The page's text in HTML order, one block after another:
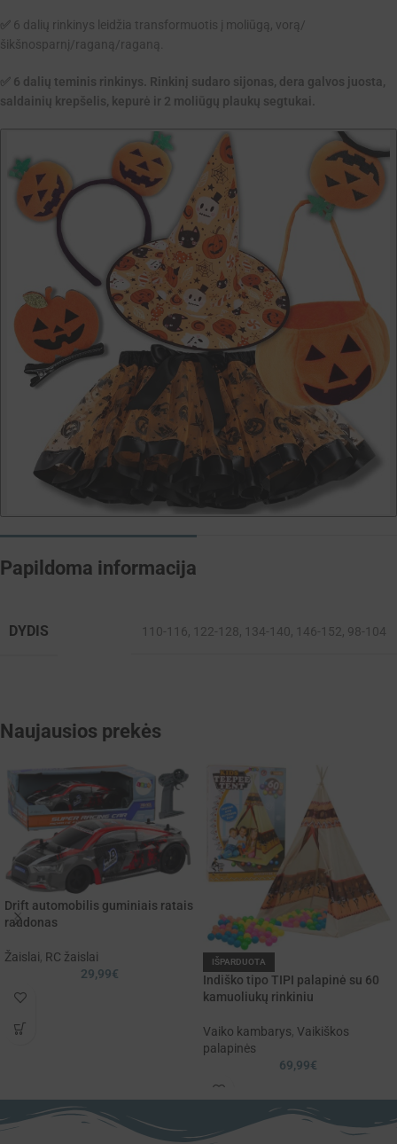
✅ 6 dalių rinkinys leidžia transformuotis į moliūgą, vorą/
šikšnosparnį/raganą/raganą.
✅ 6 dalių teminis rinkinys. Rinkinį sudaro sijonas, dera galvos juosta,
saldainių krepšelis, kepurė ir 2 moliūgų plaukų segtukai.
Papildoma informacija
DYDIS 110-116, 122-128, 134-140, 146-152, 98-104
Naujausios prekės
Drift automobilis guminiais ratais
raudonas
Žaislai, RC žaislai
29,99€
IŠPARDUOTA
Indiško tipo TIPI palapinė su 60
kamuoliukų rinkiniu
Vaiko kambarys, Vaikiškos
palapinės
69,99€